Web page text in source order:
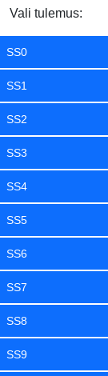
Vali tulemus:
SS0
SS1
SS2
SS3
SS4
SS5
SS6
SS7
SS8
SS9